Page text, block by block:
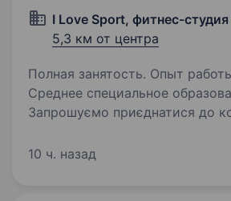
I Love Sport, фитнес-студия
5,3 км от центра
Полная занятость. Опыт
Среднее специальное образование.
Запрошуємо приєднатися до
та здорового способу життя в
10 ч. назад